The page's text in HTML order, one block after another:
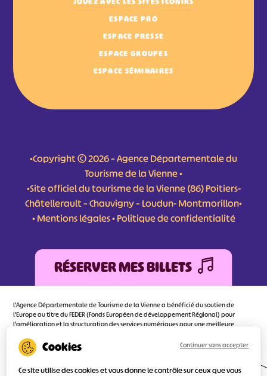
ESPACE PRO
ESPACE PRESSE
ESPACE GROUPES
ESPACE SÉMINAIRES
•Copyright © 2026 – Agence Départementale du
Tourisme de la Vienne •
•Site officiel du tourisme de la Vienne (86) Poitiers-
Châtellerault – Chauvigny – Loudun- Montmorillon•
•Mentions légales•Politique de confidentialité
RÉSERVER MES BILLETS
L'Agence Départementale de Tourisme de la Vienne a bénéficié du soutien de
l’Europe au titre du FEDER (Fonds Européen de développement Régional) pour
l’amélioration et la structuration des services numériques pour une meilleure
d’orienter au mieux le visiteur.
Ce site utilise des cookies et vous donne le contrôle sur ceux que vous
Continuer sans accepter